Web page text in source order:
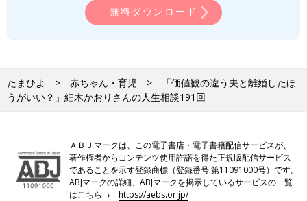
無料ダウンロード
たまひよ 赤ちゃん・育児
「価値観の違う夫と離婚したほ
うがいい？」細木かおりさんの人生相談191回
ＡＢＪマークは、この電子書店・電子書籍配信サービスが、
著作権者からコンテンツ使用許諾を得た正規版配信サービス
であることを示す登録商標（登録番号 第11091000号）です。
ABJマークの詳細、ABJマークを掲示しているサービスの一覧
はこちら→https://aebs.or.jp/